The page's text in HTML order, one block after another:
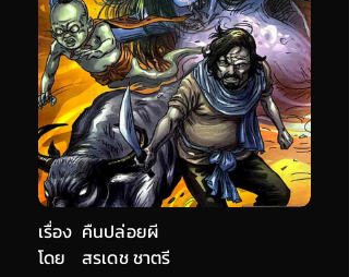
เรื่อง คืนปล่อยผี
สรเดช ชาตรี
โดย